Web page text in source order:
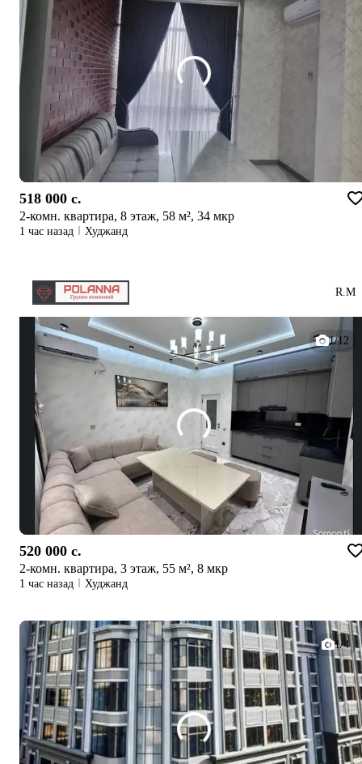
518 000 c.
2-комн. квартира, 8 этаж, 58 м², 34 мкр
1 час назад Худжанд
R.М
1/12
520 000 c.
2-комн. квартира, 3 этаж, 55 м², 8 мкр
1 час назад Худжанд
1/4